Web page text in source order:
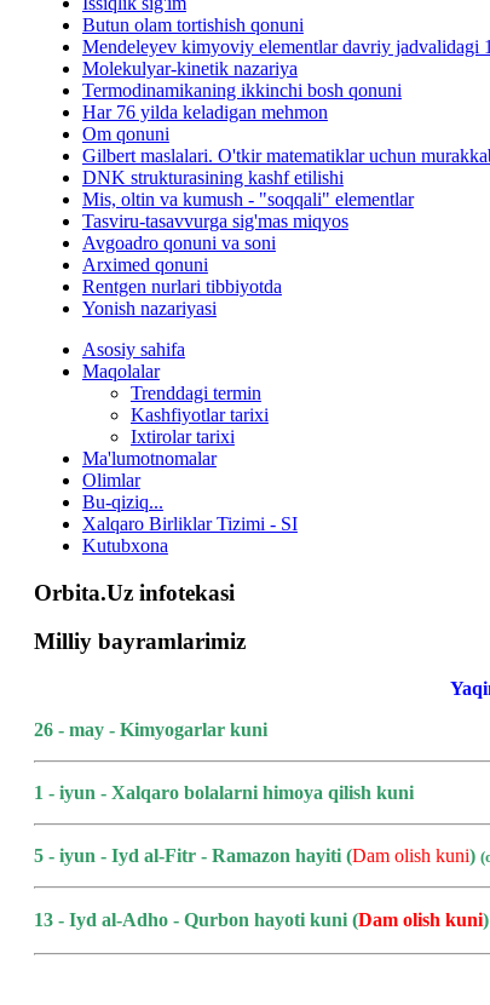
Butun olam tortishish qonuni
Mendeleyev kimyoviy elementlar davriy jadvalidagi
Molekulyar-kinetik nazariya
Termodinamikaning ikkinchi bosh qonuni
Har 76 yilda keladigan mehmon
Om qonuni
Gilbert maslalari. O'tkir matematiklar uchun
DNK strukturasining kashf etilishi
Mis, oltin va kumush - "soqqali" elementlar
Tasviru-tasavvurga sig'mas miqyos
Avgoadro qonuni va soni
Arximed qonuni
Rentgen nurlari tibbiyotda
Yonish nazariyasi
Asosiy sahifa
Maqolalar
Trenddagi termin
Kashfiyotlar tarixi
Ixtirolar tarixi
Ma'lumotnomalar
Olimlar
Bu-qiziq...
Xalqaro Birliklar Tizimi - SI
Kutubxona
Orbita.Uz infotekasi
Milliy bayramlarimiz
26 - may - Kimyogarlar kuni
1 - iyun - Xalqaro bolalarni himoya qilish kuni
5 - iyun - Iyd al-Fitr - Ramazon hayiti (Dam olish kuni)
13 - Iyd al-Adho - Qurbon hayoti kuni (Dam olish kuni)